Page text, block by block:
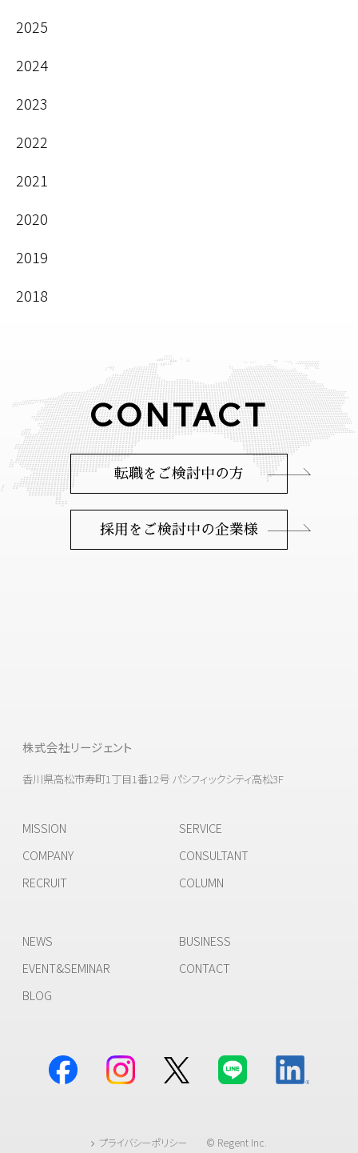
2025
2024
2023
2022
2021
2020
2019
2018
CONTACT
転職をご検討中の方
採用をご検討中の企業様
株式会社リージェント
香川県高松市寿町1丁目1番12号 パシフィックシティ高松3F
MISSION
COMPANY
RECRUIT
SERVICE
CONSULTANT
COLUMN
NEWS
EVENT&SEMINAR
BLOG
BUSINESS
CONTACT
プライバシーポリシー © Regent Inc.